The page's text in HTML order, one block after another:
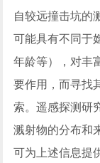
自较远撞击坑的
可能具有不同于
年龄等），对丰
要作用，而寻找
索。遥感探测研
溅射物的分布和
可为上述信息提